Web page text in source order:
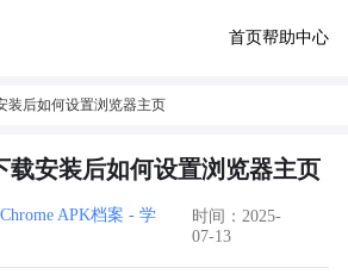
首页帮助中心
装后如何设置浏览器主页
载安装后如何设置浏览器主页
APK档案 - 学
时间：2025-
07-13